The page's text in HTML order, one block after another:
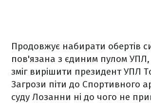
Продовжує набирати обертів
пов'язана з єдиним пулом УПЛ,
зміг вирішити президент УПЛ
Загрози піти до Спортивного
суду Лозанни ні до чого не